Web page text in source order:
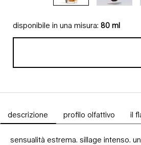
disponibile in una misura: 80 ml
Schede PDP
descrizione profilo olfattivo il
sensualità estrema. sillage intenso.